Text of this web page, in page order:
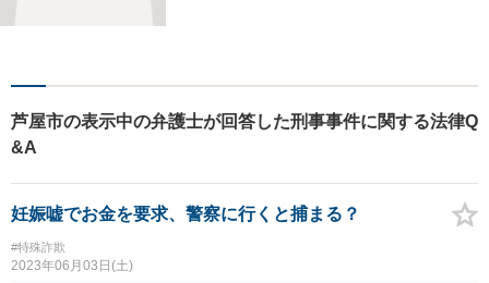
象とした、法律サービスを提
供しております。お気軽に、
ご相談ください。
芦屋市の表示中の弁護士が回答した刑事事件に関する法律Q
&A
妊娠嘘でお金を要求、警察に行くと捕まる？
#特殊詐欺
2023年06月03日(土)